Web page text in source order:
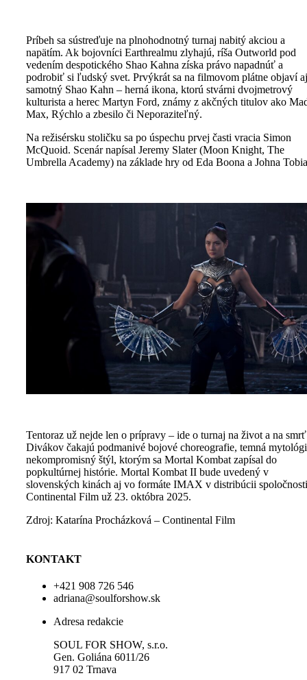
Príbeh sa sústreďuje na plnohodnotný turnaj nabitý akciou a
napätím. Ak bojovníci Earthrealmu zlyhajú, ríša Outworld pod
vedením despotického Shao Kahna získa právo napadnúť a
podrobiť si ľudský svet. Prvýkrát sa na filmovom plátne objaví aj
samotný Shao Kahn – herná ikona, ktorú stvárni dvojmetrový
kulturista a herec Martyn Ford, známy z akčných titulov ako
Max, Rýchlo a zbesilo či Neporaziteľný.
Na režisérsku stoličku sa po úspechu prvej časti vracia Simon
McQuoid. Scenár napísal Jeremy Slater (Moon Knight, The
Umbrella Academy) na základe hry od Eda Boona a Johna
Tentoraz už nejde len o prípravy – ide o turnaj na život a na
Divákov čakajú podmanivé bojové choreografie, temná
nekompromisný štýl, ktorým sa Mortal Kombat zapísal do
popkultúrnej histórie. Mortal Kombat II bude uvedený v
slovenských kinách aj vo formáte IMAX v distribúcii spoločnosti
Continental Film už 23. októbra 2025.
Zdroj: Katarína Procházková – Continental Film
KONTAKT
+421 908 726 546
adriana@soulforshow.sk
Adresa redakcie
SOUL FOR SHOW, s.r.o.
Gen. Goliána 6011/26
917 02 Trnava